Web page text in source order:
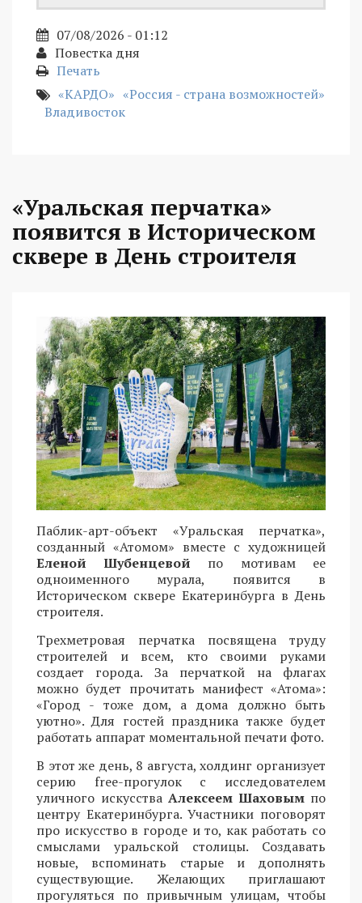
07/08/2026 - 01:12
Повестка дня
Печать
«КАРДО» «Россия - страна возможностей»
Владивосток
«Уральская перчатка»
появится в Историческом
сквере в День строителя
Паблик-арт-объект «Уральская перчатка»,
созданный «Атомом» вместе с художницей
Еленой Шубенцевой по мотивам ее
одноименного мурала, появится в
Историческом сквере Екатеринбурга в День
строителя.
Трехметровая перчатка посвящена труду
строителей и всем, кто своими руками
создает города. За перчаткой на флагах
можно будет прочитать манифест «Атома»:
«Город - тоже дом, а дома должно быть
уютно». Для гостей праздника также будет
работать аппарат моментальной печати фото.
В этот же день, 8 августа, холдинг организует
серию free-прогулок с исследователем
уличного искусства Алексеем Шаховым по
центру Екатеринбурга. Участники поговорят
про искусство в городе и то, как работать со
смыслами уральской столицы. Создавать
новые, вспоминать старые и дополнять
существующие. Желающих приглашают
прогуляться по привычным улицам, чтобы